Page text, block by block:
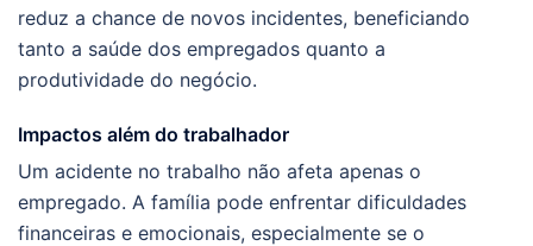
reduz a chance de novos incidentes, beneficiando
tanto a saúde dos empregados quanto a
produtividade do negócio.
Impactos além do trabalhador
Um acidente no trabalho não afeta apenas o
empregado. A família pode enfrentar dificuldades
financeiras e emocionais, especialmente se o